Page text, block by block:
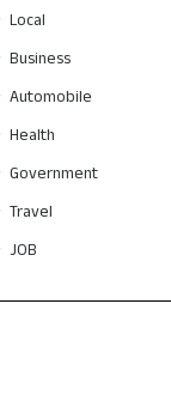
Local
Business
Automobile
Health
Government
Travel
JOB